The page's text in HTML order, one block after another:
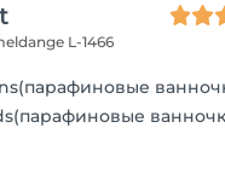
L-1466